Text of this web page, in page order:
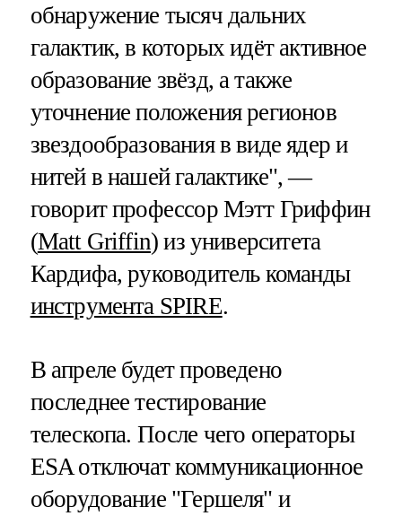
обнаружение тысяч дальних
галактик, в которых идёт активное
образование звёзд, а также
уточнение положения регионов
звездообразования в виде ядер и
нитей в нашей галактике", —
говорит профессор Мэтт Гриффин
(Matt Griffin) из университета
Кардифа, руководитель команды
инструмента SPIRE.
В апреле будет проведено
последнее тестирование
телескопа. После чего операторы
ESA отключат коммуникационное
оборудование "Гершеля" и